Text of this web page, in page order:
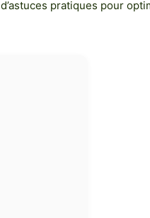
pratiques pour